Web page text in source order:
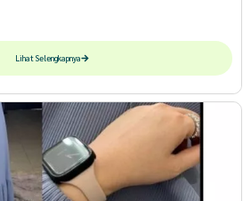
Lihat Selengkapnya